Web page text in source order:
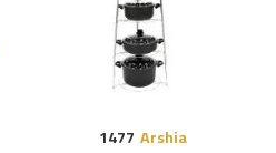
Arshia
1477